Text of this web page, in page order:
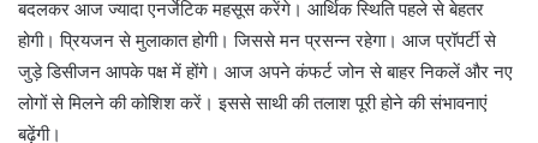
बदलकर आज ज्यादा एनर्जेटिक महसूस करेंगे। आर्थिक स्थिति पहले से बेहतर
होगी। प्रियजन से मुलाकात होगी। जिससे मन प्रसन्न रहेगा। आज प्रॉपर्टी से
जुड़े डिसीजन आपके पक्ष में होंगे। आज अपने कंफर्ट जोन से बाहर निकलें और नए
लोगों से मिलने की कोशिश करें। इससे साथी की तलाश पूरी होने की संभावनाएं
बढ़ेंगी।